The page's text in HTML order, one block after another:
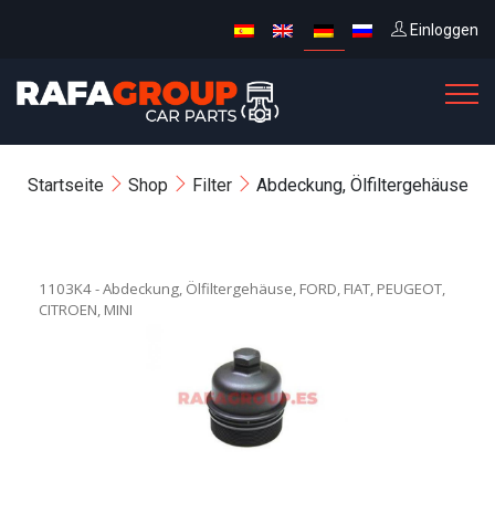
Einloggen
Startseite Shop Filter Abdeckung, Ölfiltergehäuse
1103K4 - Abdeckung, Ölfiltergehäuse, FORD, FIAT, PEUGEOT,
CITROEN, MINI